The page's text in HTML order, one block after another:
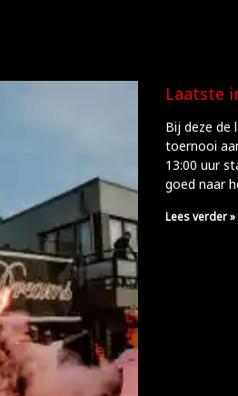
Laatste
Bij deze de
toernooi
13:00 uur
goed naar
Lees verder »